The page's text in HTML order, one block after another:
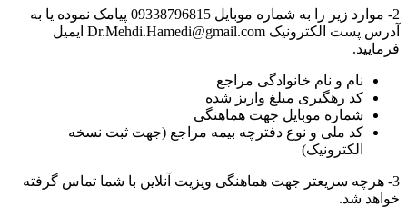
2- موارد زیر را به شماره موبایل 09338796815 پیامک نموده یا به
آدرس پست الکترونیک Dr.Mehdi.Hamedi@gmail.com ایمیل
فرمایید.
نام و نام خانوادگی مراجع
کد رهگیری مبلغ واریز شده
شماره موبایل جهت هماهنگی
کد ملی و نوع دفترچه بیمه مراجع (جهت ثبت نسخه
الکترونیک)
3- هرچه سریعتر جهت هماهنگی ویزیت آنلاین با شما تماس گرفته
خواهد شد.